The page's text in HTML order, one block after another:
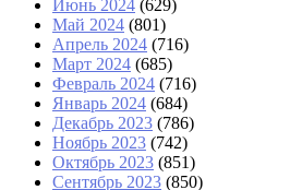
Июнь 2024 (629)
Май 2024 (801)
Апрель 2024 (716)
Март 2024 (685)
Февраль 2024 (716)
Январь 2024 (684)
Декабрь 2023 (786)
Ноябрь 2023 (742)
Октябрь 2023 (851)
Сентябрь 2023 (850)